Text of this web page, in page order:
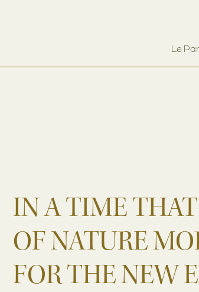
Le
IN A TIME
OF NATURE
FOR THE NEW